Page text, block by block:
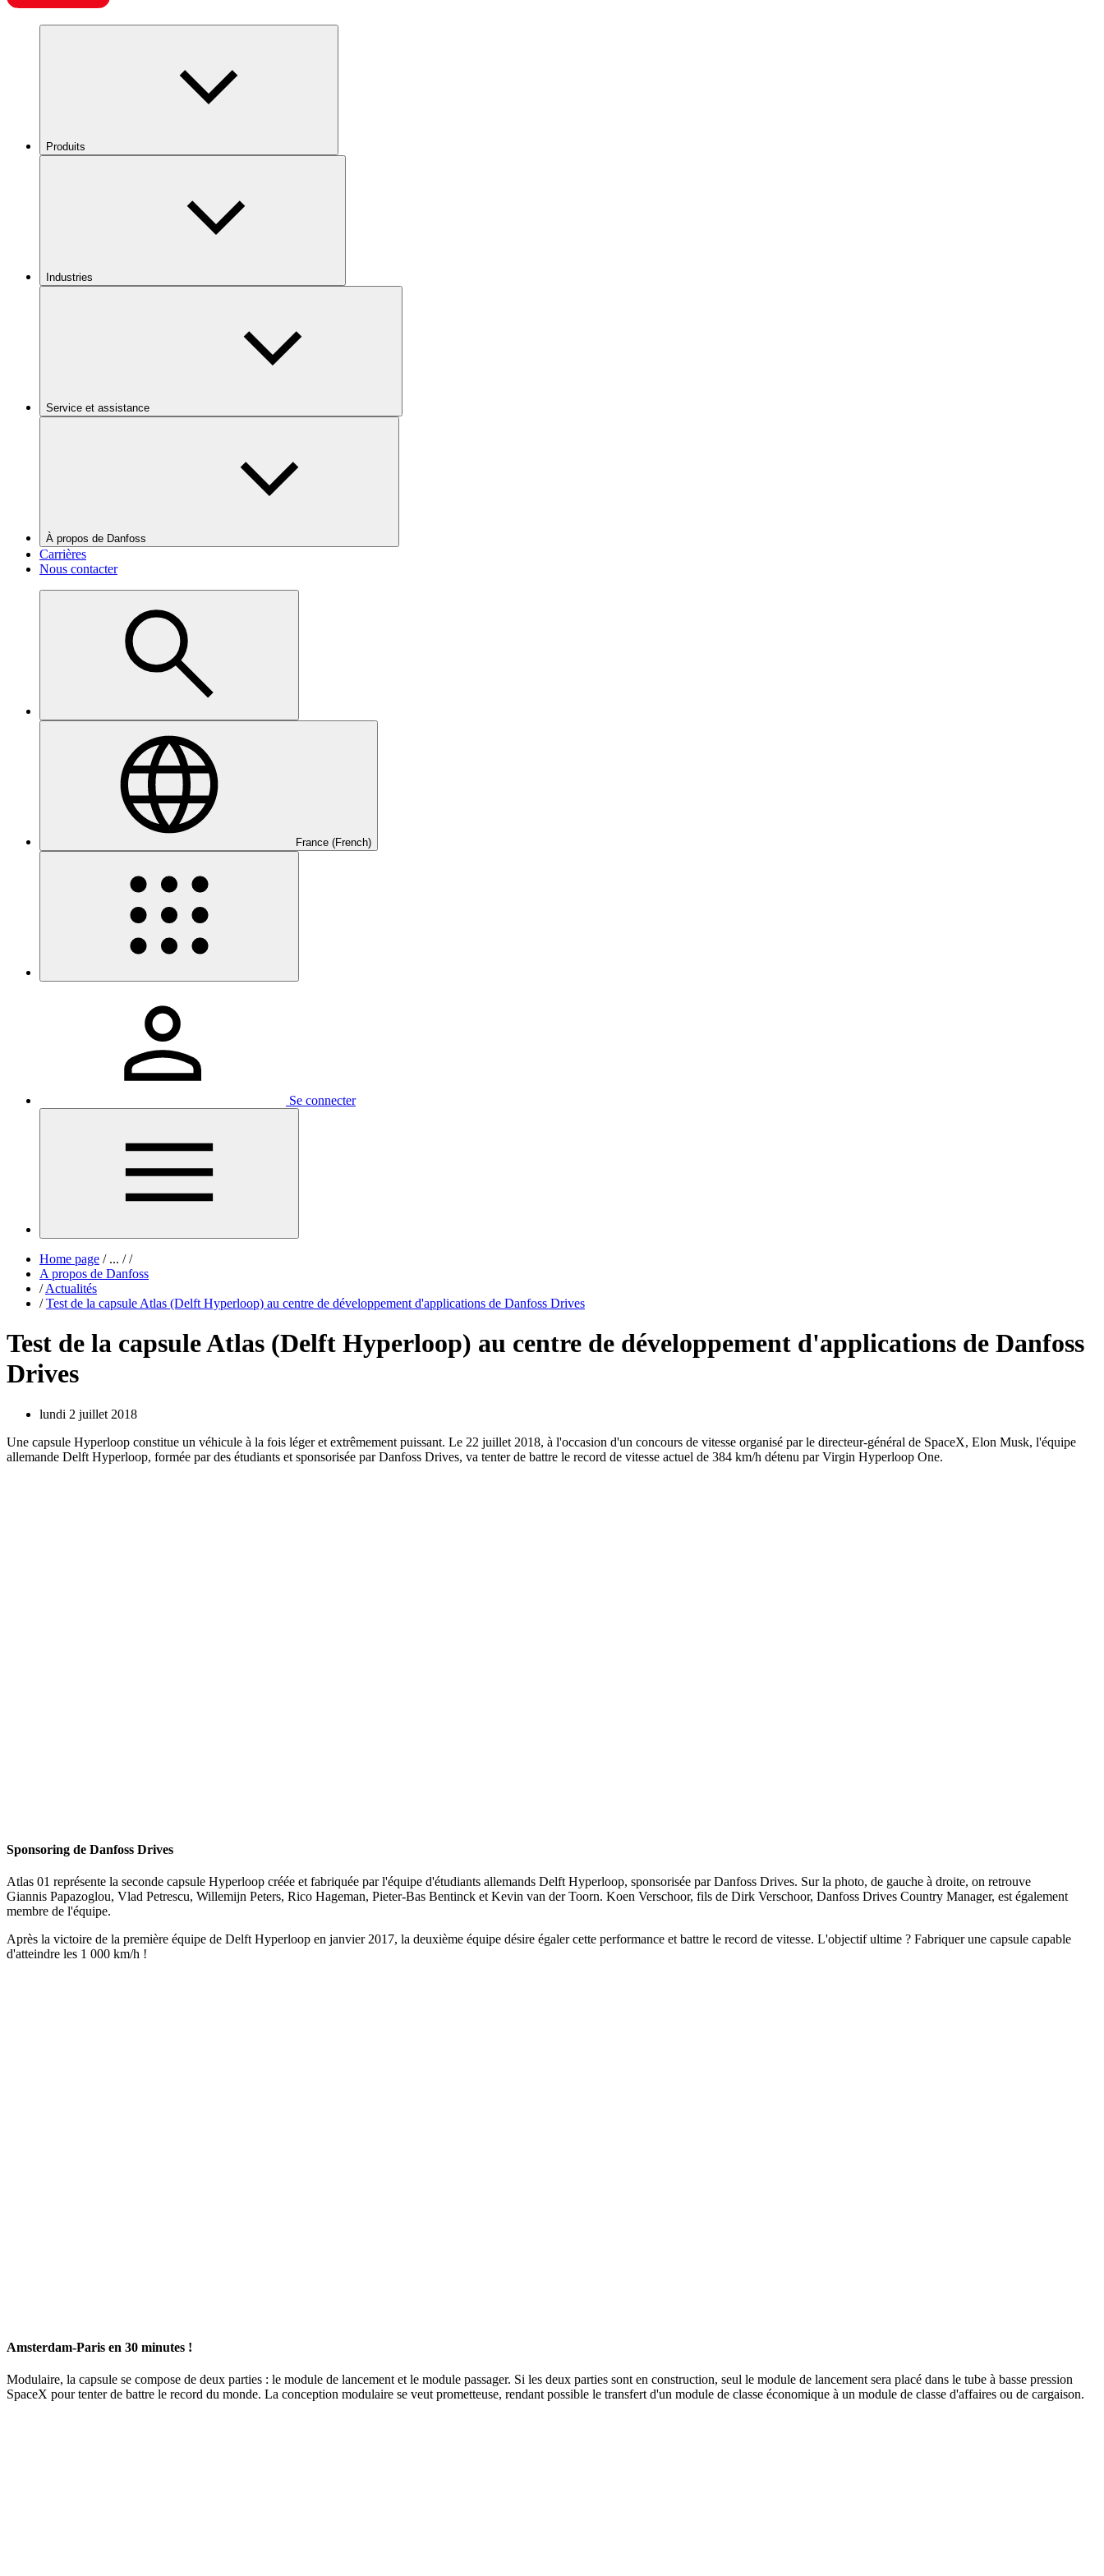
Produits
Industries
Service et assistance
À propos de Danfoss
Carrières
Nous contacter
France (French)
Se connecter
Home page /... / /
A propos de Danfoss
/ Actualités
/ Test de la capsule Atlas (Delft Hyperloop) au centre de développement d'applications de Danfoss Drives
Test de la capsule Atlas (Delft Hyperloop) au centre de développement d'applications de Danfoss
Drives
lundi 2 juillet 2018
Une capsule Hyperloop constitue un véhicule à la fois léger et extrêmement puissant. Le 22 juillet 2018, à l'occasion d'un concours de vitesse organisé par le directeur-général de SpaceX, Elon Musk, l'équipe
allemande Delft Hyperloop, formée par des étudiants et sponsorisée par Danfoss Drives, va tenter de battre le record de vitesse actuel de 384 km/h détenu par Virgin Hyperloop One.
Sponsoring de Danfoss Drives
Atlas 01 représente la seconde capsule Hyperloop créée et fabriquée par l'équipe d'étudiants allemands Delft Hyperloop, sponsorisée par Danfoss Drives. Sur la photo, de gauche à droite, on retrouve
Giannis Papazoglou, Vlad Petrescu, Willemijn Peters, Rico Hageman, Pieter-Bas Bentinck et Kevin van der Toorn. Koen Verschoor, fils de Dirk Verschoor, Danfoss Drives Country Manager, est également
membre de l'équipe.
Après la victoire de la première équipe de Delft Hyperloop en janvier 2017, la deuxième équipe désire égaler cette performance et battre le record de vitesse. L'objectif ultime ? Fabriquer une capsule capable
d'atteindre les 1 000 km/h !
Amsterdam-Paris en 30 minutes !
Modulaire, la capsule se compose de deux parties : le module de lancement et le module passager. Si les deux parties sont en construction, seul le module de lancement sera placé dans le tube à basse pression
SpaceX pour tenter de battre le record du monde. La conception modulaire se veut prometteuse, rendant possible le transfert d'un module de classe économique à un module de classe d'affaires ou de cargaison.